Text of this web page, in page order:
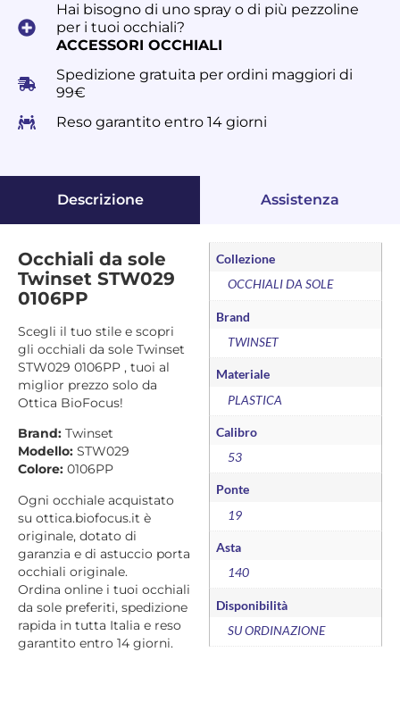
Hai bisogno di uno spray o di più pezzoline
per i tuoi occhiali?
ACCESSORI OCCHIALI
Spedizione gratuita per ordini maggiori di
99€
Reso garantito entro 14 giorni
Descrizione Assistenza
Occhiali da sole
Twinset STW029
0106PP
Scegli il tuo stile e scopri
gli occhiali da sole Twinset
STW029 0106PP , tuoi al
miglior prezzo solo da
Ottica BioFocus!
Brand: Twinset
Modello: STW029
Colore: 0106PP
Ogni occhiale acquistato
su ottica.biofocus.it è
originale, dotato di
garanzia e di astuccio porta
occhiali originale.
Ordina online i tuoi occhiali
da sole preferiti, spedizione
rapida in tutta Italia e reso
garantito entro 14 giorni.
Collezione
OCCHIALI DA SOLE
Brand
TWINSET
Materiale
PLASTICA
Calibro
53
Ponte
19
Asta
140
Disponibilità
SU ORDINAZIONE